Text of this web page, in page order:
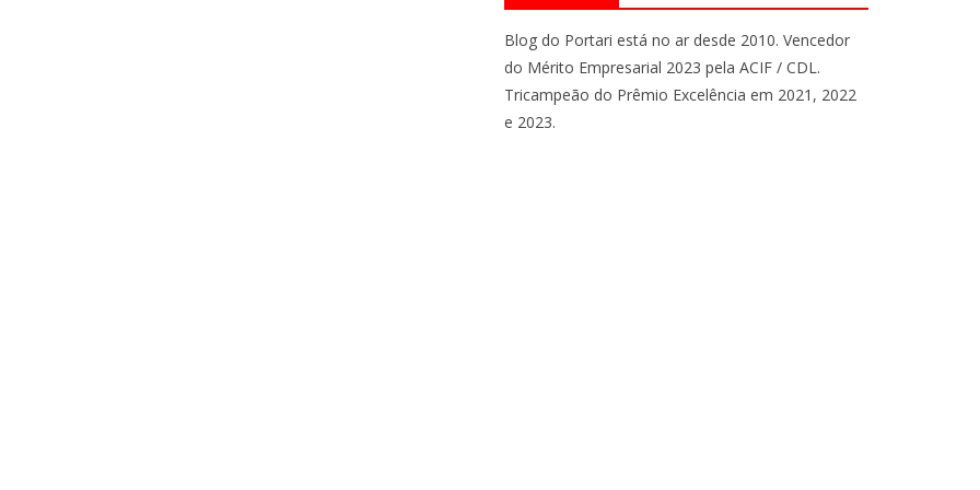
Blog do Portari está no ar desde 2010. Vencedor
do Mérito Empresarial 2023 pela ACIF / CDL.
Tricampeão do Prêmio Excelência em 2021, 2022
e 2023.